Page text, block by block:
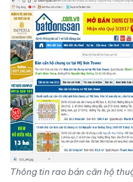
Thông tin rao bán căn hộ